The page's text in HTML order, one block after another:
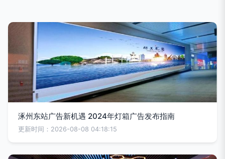
涿州东站广告新机遇 2024年灯箱广告发布指南
更新时间：2026-08-08 04:18:15